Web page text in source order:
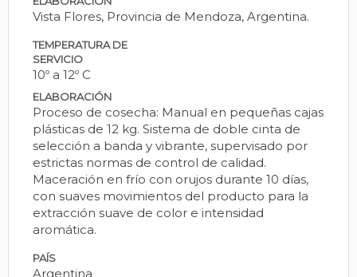
Vista Flores, Provincia de Mendoza, Argentina.
TEMPERATURA DE
SERVICIO
10º a 12º C
ELABORACIÓN
Proceso de cosecha: Manual en pequeñas cajas
plásticas de 12 kg. Sistema de doble cinta de
selección a banda y vibrante, supervisado por
estrictas normas de control de calidad.
Maceración en frío con orujos durante 10 días,
con suaves movimientos del producto para la
extracción suave de color e intensidad
aromática.
PAÍS
Argentina